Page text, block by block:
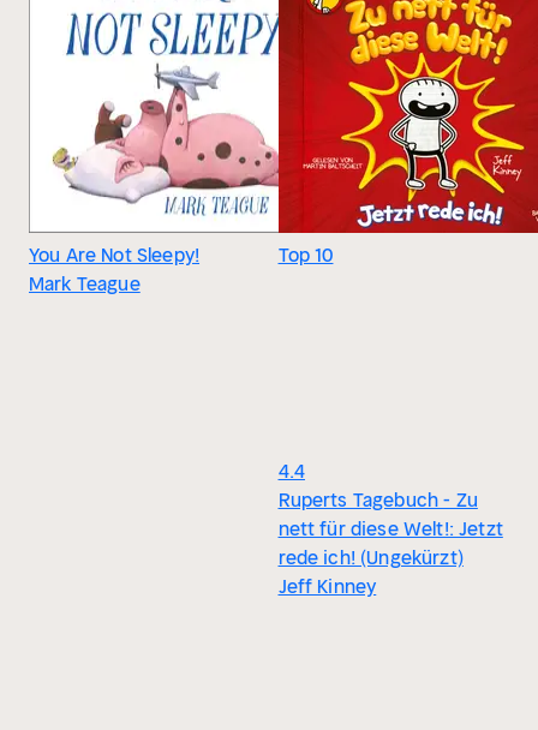
You Are Not Sleepy!
Mark Teague
Top 10
4.4
Ruperts Tagebuch - Zu
nett für diese Welt!: Jetzt
rede ich! (Ungekürzt)
Jeff Kinney